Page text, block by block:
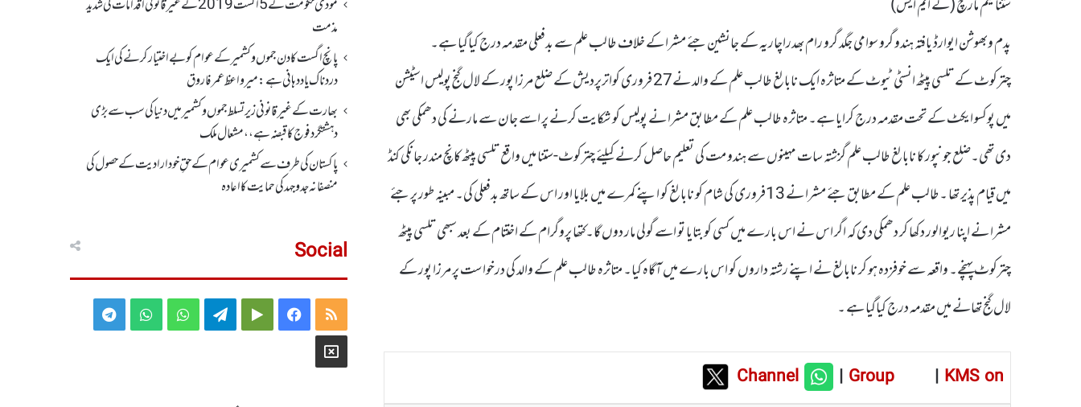
پدم وبھوشن ایوارڈ یافتہ ہندو گرو سوامی جگد گرو رام بھدراچاریہ کے جانشین جئے مشرا کے خلاف طالب علم سے بدفعلی مقدمہ درج کیاگیا ہے۔
چترکوٹ کے تلسی پیٹھ انسٹی ٹیوٹ کے متاثرہ ایک نابالغ طالب علم کے والد نے27 فروری کواترپردیش کے ضلع مرزا پور کے لال گنج پولیس اسٹیشن
میں پوکسو ایکٹ کے تحت مقدمہ درج کرایا ہے۔ متاثرہ طالب علم کے مطابق مشرا نے پولیس کو شکایت کرنے پر اسے جان سے مارنے کی دھمکی بھی
دی تھی۔ضلع جونپور کا نابالغ طالب علم گزشتہ سات مہینوں سے ہندو مت کی تعلیم حاصل کرنے کیلئے چترکوٹ-ستنا میں واقع تلسی پیٹھ کانچ مندر جانکی کنڈ
میں قیام پذیر تھا ۔طالب علم کے مطابق جئے مشرا نے 13فروری کی شام کو نابالغ کو اپنے کمرے میں بلایا اور اس کے ساتھ بدفعلی کی۔ مبینہ طور پر جئے
مشرا نے اپنا ریوالور دکھا کر دھمکی دی کہ اگر اس نے اس بارے میں کسی کو بتایا تو اسے گولی مار دوں گا۔کتھا پروگرام کے اختتام کے بعد سبھی تلسی پیٹھ
چترکوٹ پہنچے۔ واقعہ سے خوفزدہ ہو کر نابالغ نے اپنے رشتہ داروں کو اس بارے میں آگاہ کیا۔ متاثرہ طالب علم کے والد کی درخواست پر مرزا پور کے
لال گنج تھانے میں مقدمہ درج کیاگیا ہے ۔
Channel |Group | KMS on
مودی حکومت کے 5اگست2019کے غیر قانونی اقدامات کی شدید
مذمت
پانچ اگست کادن جموں و کشمیر کے عوام کو بے اختیار کرنے کی ایک
دردناک یاد دہانی ہے: میرواعظ عمر فاروق
بھارت کے غیر قانونی زیر تسلط جموں و کشمیر میں دنیا کی سب سے بڑی
دہشتگرد فوج کا قبضہ ہے،، مشعال ملک
پاکستان کی طرف سے کشمیری عوام کے حقِ خودارادیت کے حصول کی
منصفانہ جدوجہد کی حمایت کا اعادہ
Social
RSS
Facebook
Google
Telegram
WhatsApp
WhatsApp
Telegram
X